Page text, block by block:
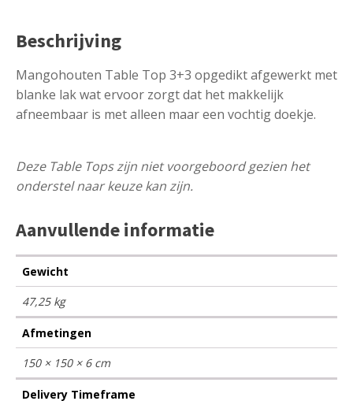
Beschrijving
Mangohouten Table Top 3+3 opgedikt afgewerkt met
blanke lak wat ervoor zorgt dat het makkelijk
afneembaar is met alleen maar een vochtig doekje.
Deze Table Tops zijn niet voorgeboord gezien het
onderstel naar keuze kan zijn.
Aanvullende informatie
Gewicht
47,25 kg
Afmetingen
150 × 150 × 6 cm
Delivery Timeframe